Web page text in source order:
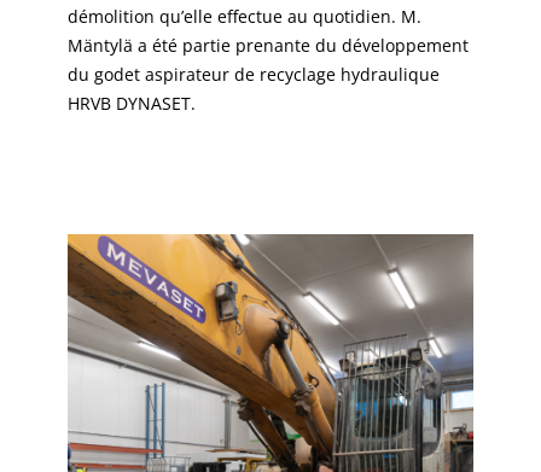
démolition qu’elle effectue au quotidien. M.
Mäntylä a été partie prenante du développement
du godet aspirateur de recyclage hydraulique
HRVB DYNASET.